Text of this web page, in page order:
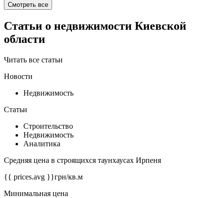
Смотреть все
Статьи о недвижимости Киевской
области
Читать все статьи
Новости
Недвижимость
Статьи
Строительство
Недвижимость
Аналитика
Средняя цена в строящихся таунхаусах Ирпеня
{{ prices.avg }}грн/кв.м
Минимальная цена